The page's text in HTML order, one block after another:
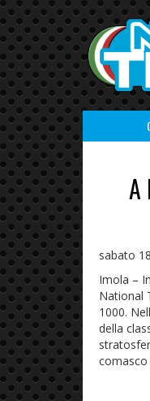
A
sabato
Imola –
National
1000.
della
comasco